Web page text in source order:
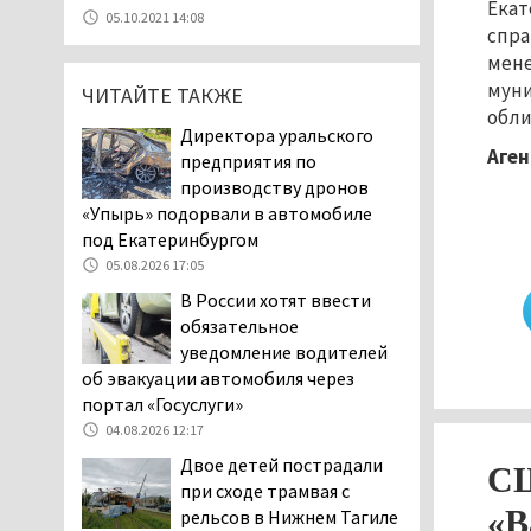
«Евро-5». Это опасно для здоровья и
06.08.2026 13:53
В Детской городской
Тагила опровергли
обвинения родителей, которые
заявили, что их дочь в палате
покусала бельевая вошь
06.08.2026 13:02
дня запретят
электросамокаты
06.08.2026 11:41
«Я уверен, это бельевая
вошь». Родители 10-
пожаловались на кровососущих
паразитов, которые искусали их
05.10.2021 14:08
ЧИТАЙТЕ ТАКЖЕ
Директора уральского
предприятия по
производству дронов
«Упырь» подорвали в автомобиле
под Екатеринбургом
05.08.2026 17:05
В России хотят ввести
обязательное
уведомление водителей
об эвакуации автомобиля через
портал «Госуслуги»
04.08.2026 12:17
Двое детей пострадали
при сходе трамвая с
рельсов в Нижнем Тагиле